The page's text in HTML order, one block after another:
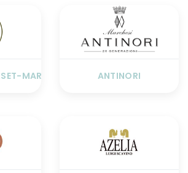
MARÇA ANTINORI